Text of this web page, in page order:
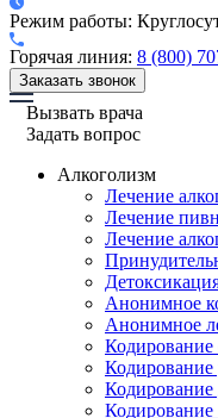
Режим работы:
Горячая линия: 8 (800)
Заказать звонок
Вызвать врача
Задать вопрос
Алкоголизм
Лечение
Лечение
Лечение
Анонимное
Анонимное
Кодирование
Кодирование
Кодирование